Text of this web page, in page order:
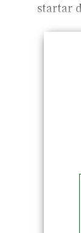
startar